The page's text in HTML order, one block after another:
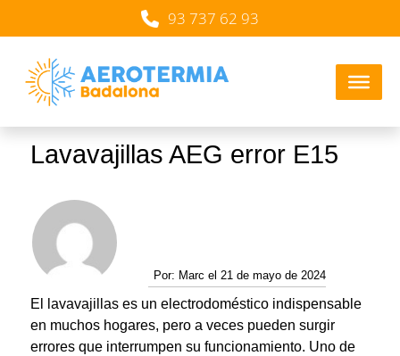
93 737 62 93
Lavavajillas AEG error E15
Por: Marc el 21 de mayo de 2024
El lavavajillas es un electrodoméstico indispensable
en muchos hogares, pero a veces pueden surgir
errores que interrumpen su funcionamiento. Uno de